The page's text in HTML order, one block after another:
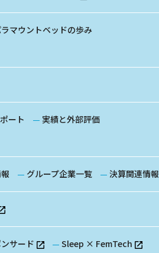
マウントベッドの歩み
ート
実績と外部評価
グループ企業一覧 決算関連情報
サード Sleep × FemTech